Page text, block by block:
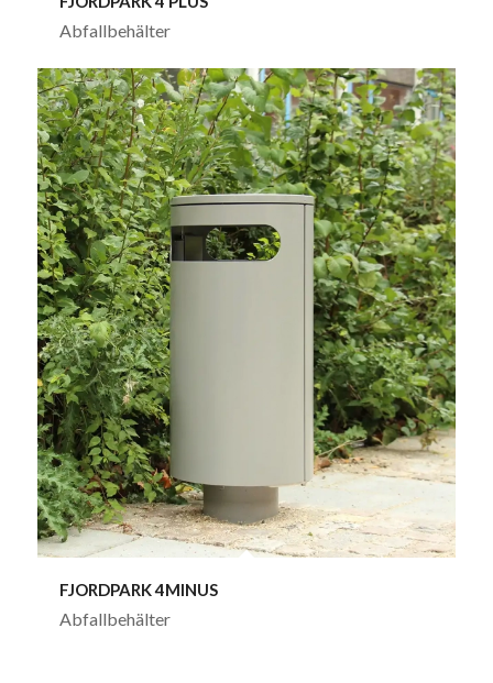
Abfallbehälter
FJORDPARK 4MINUS
Abfallbehälter